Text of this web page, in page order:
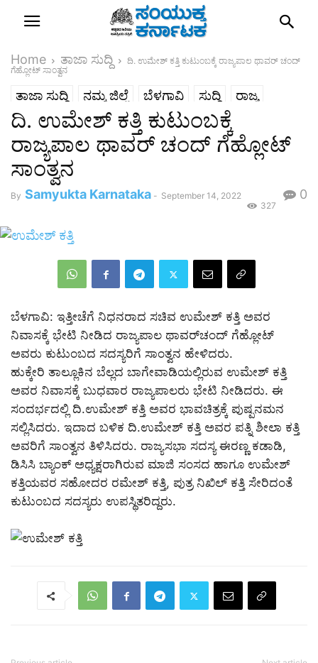
Home ತಾಜಾ ಸುದ್ದಿ
ದಿ. ಉಮೇಶ್ ಕತ್ತಿ ಕುಟುಂಬಕ್ಕೆ ರಾಜ್ಯಪಾಲ ಥಾವರ್ ಚಂದ್
ಗೆಹ್ಲೋಟ್ ಸಾಂತ್ವನ
ತಾಜಾ ಸುದ್ದಿ ನಮ್ಮ ಜಿಲ್ಲೆ ಬೆಳಗಾವಿ ಸುದ್ದಿ ರಾಜ್ಯ
ದಿ. ಉಮೇಶ್ ಕತ್ತಿ ಕುಟುಂಬಕ್ಕೆ
ರಾಜ್ಯಪಾಲ ಥಾವರ್ ಚಂದ್ ಗೆಹ್ಲೋಟ್
ಸಾಂತ್ವನ
By Samyukta Karnataka - September 14, 2022 0
327
ಬೆಳಗಾವಿ: ಇತ್ತೀಚೆಗೆ ನಿಧನರಾದ ಸಚಿವ ಉಮೇಶ್ ಕತ್ತಿ ಅವರ
ನಿವಾಸಕ್ಕೆ ಭೇಟಿ ನೀಡಿದ ರಾಜ್ಯಪಾಲ ಥಾವರ್‌ಚಂದ್ ಗೆಹ್ಲೋಟ್
ಅವರು ಕುಟುಂಬದ ಸದಸ್ಯರಿಗೆ ಸಾಂತ್ವನ ಹೇಳಿದರು.
ಹುಕ್ಕೇರಿ ತಾಲ್ಲೂಕಿನ ಬೆಲ್ಲದ ಬಾಗೇವಾಡಿಯಲ್ಲಿರುವ ಉಮೇಶ್ ಕತ್ತಿ
ಅವರ ನಿವಾಸಕ್ಕೆ ಬುಧವಾರ ರಾಜ್ಯಪಾಲರು ಭೇಟಿ ನೀಡಿದರು. ಈ
ಸಂದರ್ಭದಲ್ಲಿ ದಿ.ಉಮೇಶ್ ಕತ್ತಿ ಅವರ ಭಾವಚಿತ್ರಕ್ಕೆ ಪುಷ್ಪನಮನ
ಸಲ್ಲಿಸಿದರು. ಇದಾದ ಬಳಿಕ ದಿ.ಉಮೇಶ್ ಕತ್ತಿ ಅವರ ಪತ್ನಿ ಶೀಲಾ ಕತ್ತಿ
ಅವರಿಗೆ ಸಾಂತ್ವನ ತಿಳಿಸಿದರು. ರಾಜ್ಯಸಭಾ ಸದಸ್ಯ ಈರಣ್ಣ ಕಡಾಡಿ,
ಡಿಸಿಸಿ ಬ್ಯಾಂಕ್ ಅಧ್ಯಕ್ಷರಾಗಿರುವ ಮಾಜಿ ಸಂಸದ ಹಾಗೂ ಉಮೇಶ್
ಕತ್ತಿಯವರ ಸಹೋದರ ರಮೇಶ್ ಕತ್ತಿ, ಪುತ್ರ ನಿಖಿಲ್ ಕತ್ತಿ ಸೇರಿದಂತೆ
ಕುಟುಂಬದ ಸದಸ್ಯರು ಉಪಸ್ಥಿತರಿದ್ದರು.